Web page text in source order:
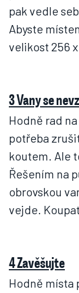
pak vedle
Abyste
velikost 256
3 Vany se
Hodně rad
potřeba
koutem. Ale
Řešením na
obrovskou
vejde.
4 Zavěšujte
Hodně místa